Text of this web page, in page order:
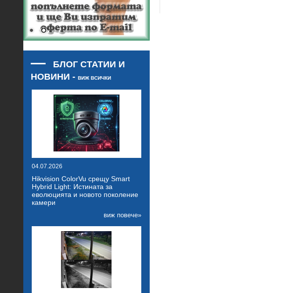
БЛОГ СТАТИИ И
НОВИНИ - ВИЖ ВСИЧКИ
04.07.2026
Hikvision ColorVu срещу Smart
Hybrid Light: Истината за
еволюцията и новото поколение
камери
виж повече»